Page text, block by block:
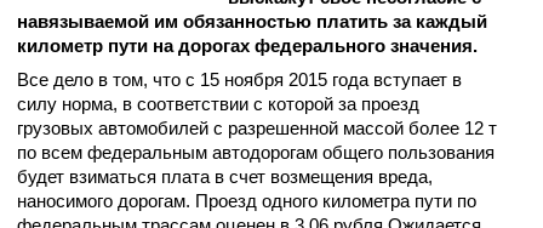
навязываемой им обязанностью платить за каждый
километр пути на дорогах федерального значения.
Все дело в том, что с 15 ноября 2015 года вступает в
силу норма, в соответствии с которой за проезд
грузовых автомобилей с разрешенной массой более 12 т
по всем федеральным автодорогам общего пользования
будет взиматься плата в счет возмещения вреда,
наносимого дорогам. Проезд одного километра пути по